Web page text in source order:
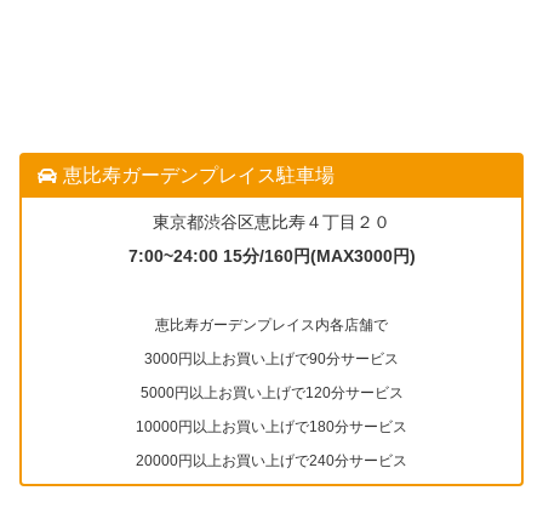
恵比寿ガーデンプレイス駐車場
東京都渋谷区恵比寿４丁目２０
7:00~24:00 15分/160円(MAX3000円)
恵比寿ガーデンプレイス内各店舗で
3000円以上お買い上げで90分サービス
5000円以上お買い上げで120分サービス
10000円以上お買い上げで180分サービス
20000円以上お買い上げで240分サービス